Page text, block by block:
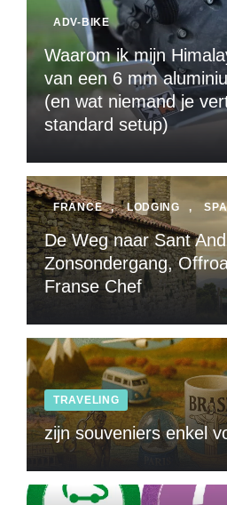
ADV-BIKE
Waarom ik mijn
van een 6 mm
(en wat niemand je
standard setup)
FRANCE , LODGING ,
De Weg naar Sant
Zonsondergang,
Franse Chef
TRAVELING
zijn souveniers enkel